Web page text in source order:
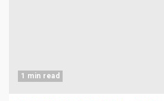
1 min read